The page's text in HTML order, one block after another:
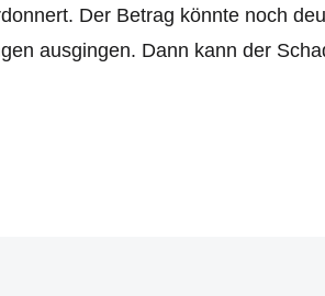
Der Betrag könnte noch
ausgingen. Dann kann der